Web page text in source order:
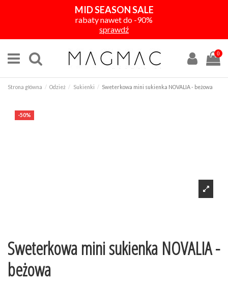
MID SEASON SALE
rabaty nawet do -90%
sprawdź
0
Strona główna Odzież Sukienki Sweterkowa mini sukienka NOVALIA - beżowa
-50%
Sweterkowa mini sukienka NOVALIA -
beżowa